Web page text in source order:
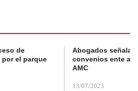
de
el parque
Abogados
convenios ente
AMC
13/07/2023